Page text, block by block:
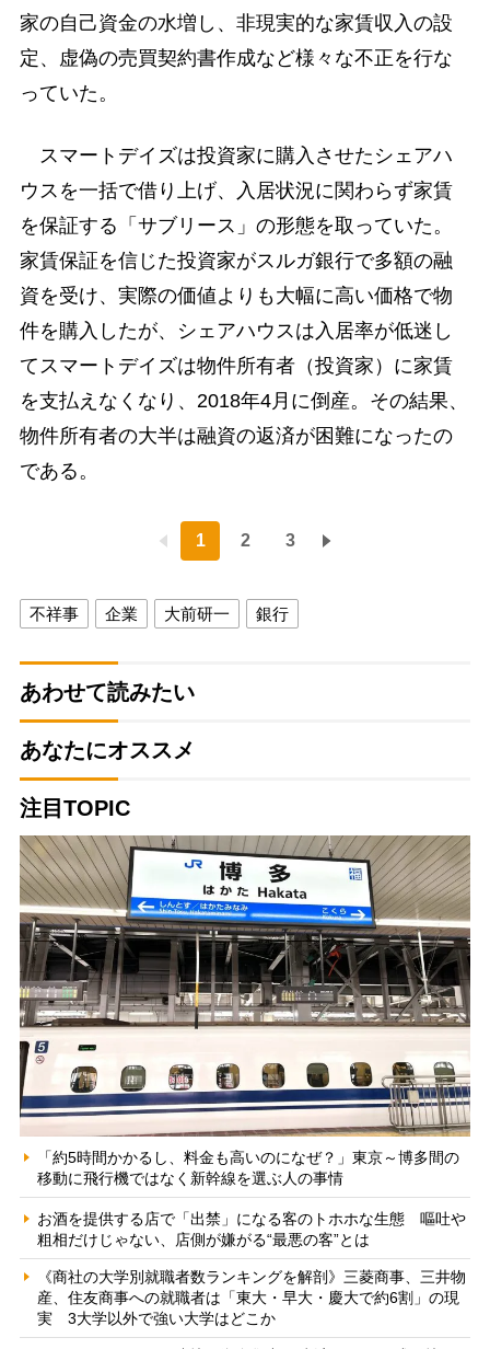
家の自己資金の水増し、非現実的な家賃収入の設
定、虚偽の売買契約書作成など様々な不正を行な
っていた。
スマートデイズは投資家に購入させたシェアハ
ウスを一括で借り上げ、入居状況に関わらず家賃
を保証する「サブリース」の形態を取っていた。
家賃保証を信じた投資家がスルガ銀行で多額の融
資を受け、実際の価値よりも大幅に高い価格で物
件を購入したが、シェアハウスは入居率が低迷し
てスマートデイズは物件所有者（投資家）に家賃
を支払えなくなり、2018年4月に倒産。その結果、
物件所有者の大半は融資の返済が困難になったの
である。
1 2 3
不祥事 企業 大前研一 銀行
あわせて読みたい
あなたにオススメ
注目TOPIC
「約5時間かかるし、料金も高いのになぜ？」東京～博多間の
移動に飛行機ではなく新幹線を選ぶ人の事情
お酒を提供する店で「出禁」になる客のトホホな生態 嘔吐や
粗相だけじゃない、店側が嫌がる“最悪の客”とは
《商社の大学別就職者数ランキングを解剖》三菱商事、三井物
産、住友商事への就職者は「東大・早大・慶大で約6割」の現
実 3大学以外で強い大学はどこか